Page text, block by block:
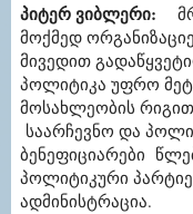
პიტერ ვიბლერი:
მოქმედ
მივედით
პოლიტიკა უფრო
მოსახლეობის
საარჩევნო და
ბენეფიციარები
პოლიტიკური
ადმინისტრაცია.